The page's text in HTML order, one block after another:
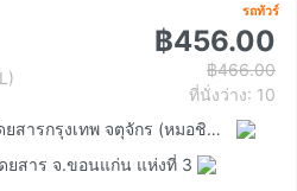
รถทัวร์
฿456.00
฿466.00
ที่นั่งว่าง: 10
สถานีขนส่งผู้โดยสารกรุงเทพ จตุจักร (หมอชิต2)
ยสาร จ.ขอนแก่น แห่งที่ 3